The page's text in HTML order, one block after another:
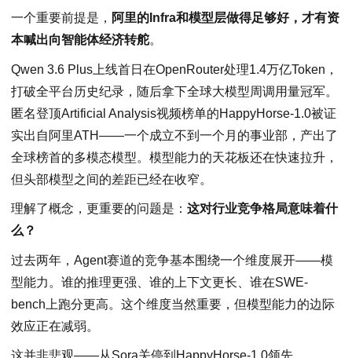
一个重要前提是， 阿里的Infra和模型层做得足够好，才有资
本喊出向智能体经济转舵。
Qwen 3.6 Plus上线首日在OpenRouter处理1.4万亿Token，
打破全平台历史纪录，随后拿下全球大模型周调用量冠军。
匿名登顶Artificial Analysis视频榜单的HappyHorse-1.0被证
实出自阿里ATH——一个成立不到一个月的事业部，产出了
全球榜首的多模态模型。模型能力的天花板还在快速拉升，
但头部模型之间的差距已经在收窄。
理解了概念，更重要的问题是： 这对行业竞争格局意味着什
么？
过去两年，Agent赛道的竞争基本围绕一个维度展开——模
型能力。谁的推理更强、谁的上下文更长、谁在SWE-
bench上跑分更高。这个维度当然重要，但模型能力的边际
效应正在减弱。